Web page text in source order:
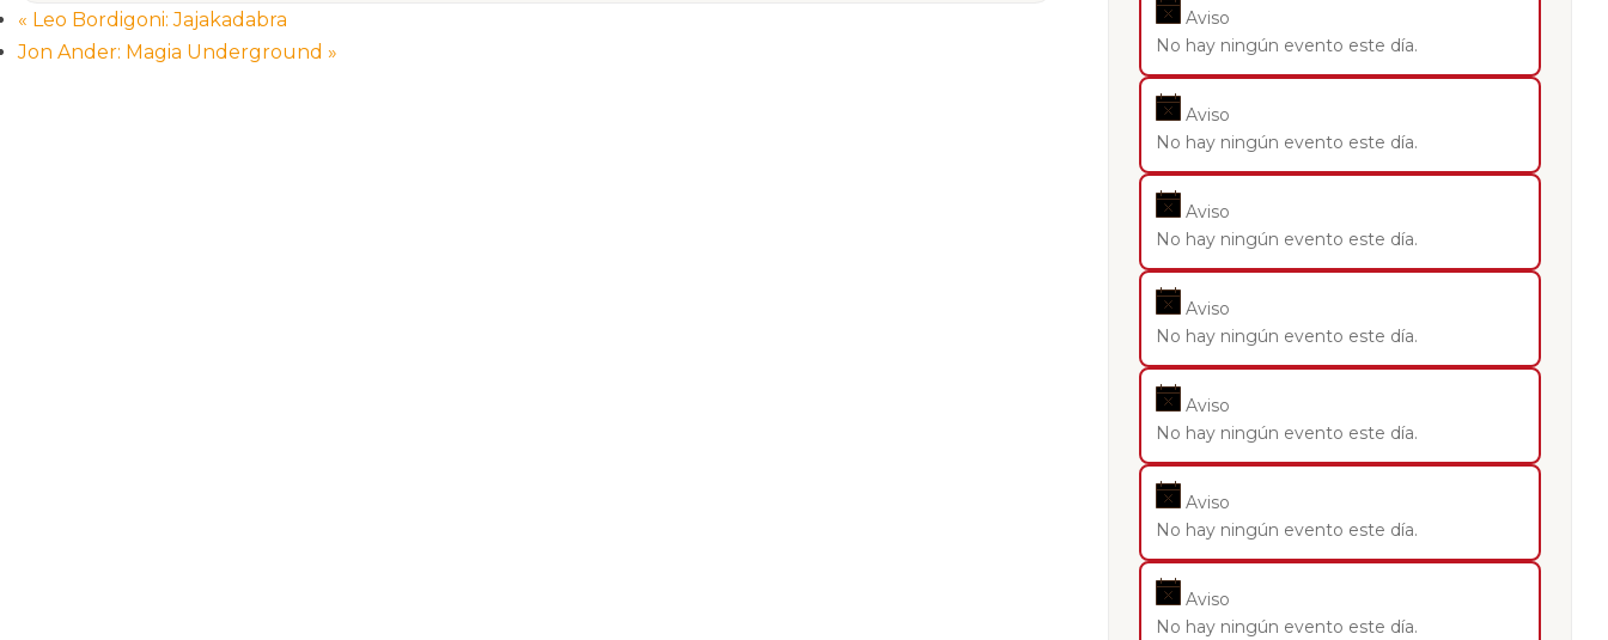
« Leo Bordigoni: Jajakadabra
Jon Ander: Magia Underground »
Aviso
No hay ningún evento este día.
Aviso
No hay ningún evento este día.
Aviso
No hay ningún evento este día.
Aviso
No hay ningún evento este día.
Aviso
No hay ningún evento este día.
Aviso
No hay ningún evento este día.
Aviso
No hay ningún evento este día.